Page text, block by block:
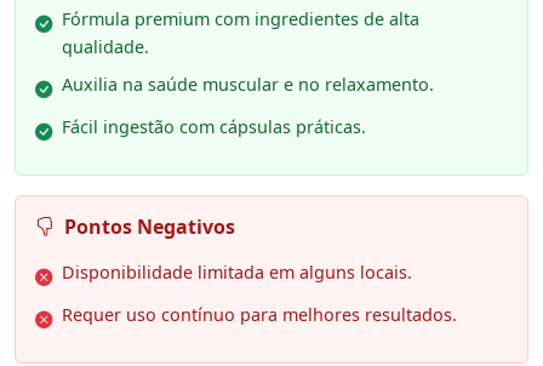
Fórmula premium com ingredientes de alta
qualidade.
Auxilia na saúde muscular e no relaxamento.
Fácil ingestão com cápsulas práticas.
Pontos Negativos
Disponibilidade limitada em alguns locais.
Requer uso contínuo para melhores resultados.